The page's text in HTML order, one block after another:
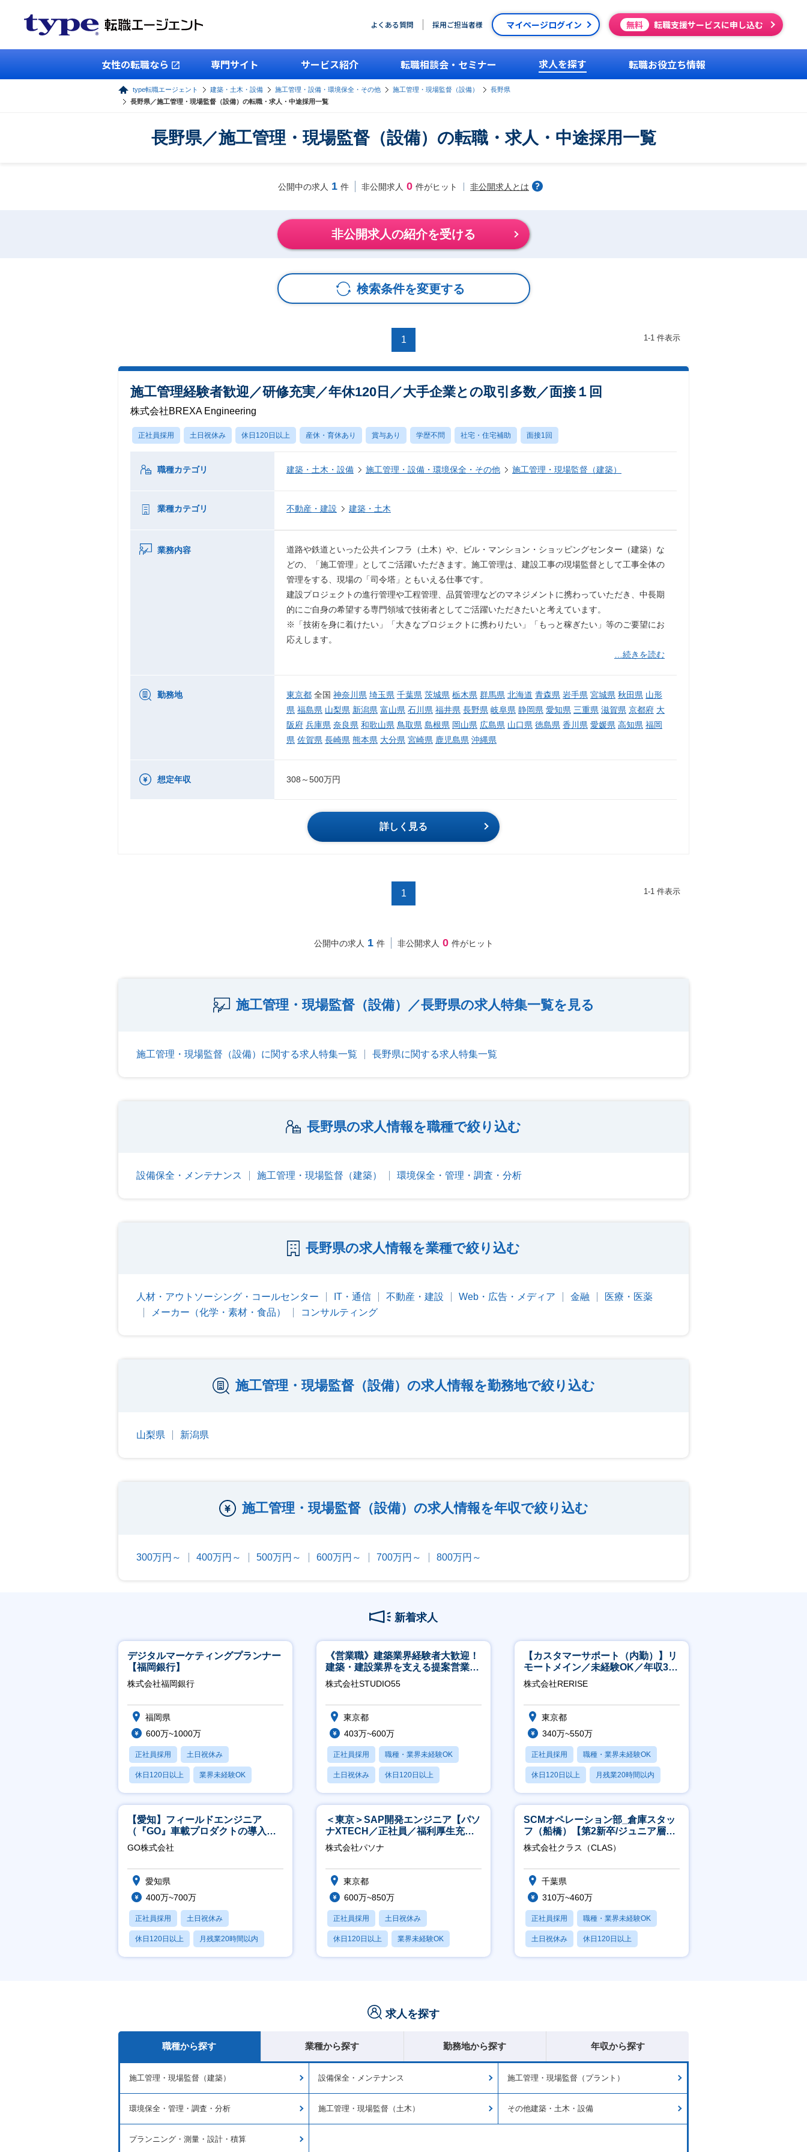
よくある質問 採用ご担当者様 マイページログイン 無料 転職支援サービスに申し込む
女性の転職なら 専門サイト サービス紹介 転職相談会・セミナー 求人を探す 転職お役立ち情報
type転職エージェント 建築・土木・設備 施工管理・設備・環境保全・その他 施工管理・現場監督（設備）
長野県
長野県／施工管理・現場監督（設備）の転職・求人・中途採用一覧
長野県／施工管理・現場監督（設備）の転職・求人・中途採用一覧
公開中の求人 1 件 非公開求人 0 件がヒット 非公開求人とは
非公開求人の紹介を受ける
検索条件を変更する
1 1-1 件表示
施工管理経験者歓迎／研修充実／年休120日／大手企業との取引多数／面接１回
株式会社BREXA Engineering
正社員採用 土日祝休み 休日120日以上 産休・育休あり 賞与あり 学歴不問 社宅・住宅補助 面接1回
職種カテゴリ 建築・土木・設備 施工管理・設備・環境保全・その他 施工管理・現場監督（建築）
業種カテゴリ 不動産・建設 建築・土木
業務内容
道路や鉄道といった公共インフラ（土木）や、ビル・マンション・ショッピングセンター（建築）な
どの、「施工管理」としてご活躍いただきます。施工管理は、建設工事の現場監督として工事全体の
管理をする、現場の「司令塔」ともいえる仕事です。
建設プロジェクトの進行管理や工程管理、品質管理などのマネジメントに携わっていただき、中長期
的にご自身の希望する専門領域で技術者としてご活躍いただきたいと考えています。
※「技術を身に着けたい」「大きなプロジェクトに携わりたい」「もっと稼ぎたい」等のご要望にお
応えします。
…続きを読む
勤務地 東京都 全国 神奈川県 埼玉県 千葉県 茨城県 栃木県 群馬県 北海道 青森県 岩手県 宮城県 秋田県 山形
県 福島県 山梨県 新潟県 富山県 石川県 福井県 長野県 岐阜県 静岡県 愛知県 三重県 滋賀県 京都府 大
阪府 兵庫県 奈良県 和歌山県 鳥取県 島根県 岡山県 広島県 山口県 徳島県 香川県 愛媛県 高知県 福岡
県 佐賀県 長崎県 熊本県 大分県 宮崎県 鹿児島県 沖縄県
想定年収 308～500万円
詳しく見る
1 1-1 件表示
公開中の求人 1 件 非公開求人 0 件がヒット
施工管理・現場監督（設備）／長野県の求人特集一覧を見る
施工管理・現場監督（設備）に関する求人特集一覧 長野県に関する求人特集一覧
長野県の求人情報を職種で絞り込む
設備保全・メンテナンス 施工管理・現場監督（建築） 環境保全・管理・調査・分析
長野県の求人情報を業種で絞り込む
人材・アウトソーシング・コールセンター IT・通信 不動産・建設 Web・広告・メディア 金融
医療・医薬
メーカー（化学・素材・食品）
コンサルティング
施工管理・現場監督（設備）の求人情報を勤務地で絞り込む
山梨県 新潟県
施工管理・現場監督（設備）の求人情報を年収で絞り込む
300万円～ 400万円～ 500万円～ 600万円～ 700万円～ 800万円～
新着求人
デジタルマーケティングプランナー
【福岡銀行】
株式会社福岡銀行
福岡県
600万~1000万
正社員採用 土日祝休み
休日120日以上 業界未経験OK
産休・育休あり
《営業職》建築業界経験者大歓迎！
建築・建設業界を支える提案営業職
│年休125日◎フレックス
株式会社STUDIO55
東京都
403万~600万
正社員採用 職種・業界未経験OK
土日祝休み 休日120日以上
産休・育休あり
【カスタマーサポート（内勤）】リ
モートメイン／未経験OK／年収340
万～／年間休日125日
株式会社RERISE
東京都
340万~550万
正社員採用 職種・業界未経験OK
休日120日以上 月残業20時間以内
賞与あり
【愛知】フィールドエンジニア
（『GO』車載プロダクトの導入サ
ポート／年休120日／土日祝休／直
行直帰
GO株式会社
愛知県
400万~700万
正社員採用 土日祝休み
休日120日以上 月残業20時間以内
学歴不問
＜東京＞SAP開発エンジニア【パソ
ナXTECH／正社員／福利厚生充実
◎】
株式会社パソナ
東京都
600万~850万
正社員採用 土日祝休み
休日120日以上 業界未経験OK
産休・育休あり
SCMオペレーション部_倉庫スタッ
フ（船橋）【第2新卒/ジュニア層歓
迎】
株式会社クラス（CLAS）
千葉県
310万~460万
正社員採用 職種・業界未経験OK
土日祝休み 休日120日以上
産休・育休あり
求人を探す
職種から探す 業種から探す 勤務地から探す 年収から探す
施工管理・現場監督（建築） 設備保全・メンテナンス 施工管理・現場監督（プラント）
環境保全・管理・調査・分析 施工管理・現場監督（土木） その他建築・土木・設備
プランニング・測量・設計・積算